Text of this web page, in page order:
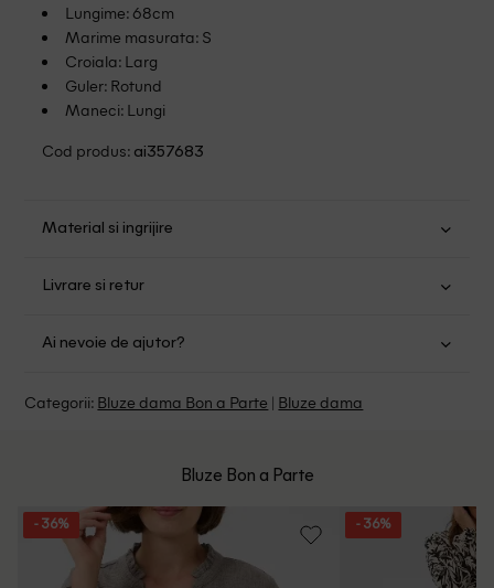
Lungime: 68cm
Marime masurata: S
Croiala: Larg
Guler: Rotund
Maneci: Lungi
Cod produs: ai357683
Material si ingrijire
Spalat de mana sau la masina
Se pot calca
Livrare si retur
mare de 149.00 lei.
Ai nevoie de ajutor?
Whatsapp/Telefon: +40 (771) 404 643
Email: [contact@outletmag.ro
Intrebari frecvente
Categorii: Bluze dama Bon a Parte | Bluze dama
Bluze Bon a Parte
- 36% - 36%